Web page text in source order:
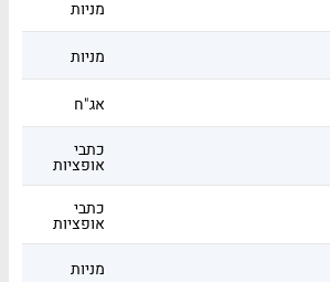
מניות
מניות
אג"ח
כתבי
אופציות
כתבי
אופציות
מניות